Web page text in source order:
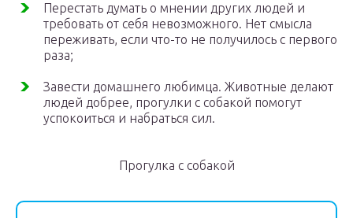
Перестать думать о мнении других людей и
требовать от себя невозможного. Нет смысла
переживать, если что-то не получилось с первого
раза;
Завести домашнего любимца. Животные делают
людей добрее, прогулки с собакой помогут
успокоиться и набраться сил.
Прогулка с собакой